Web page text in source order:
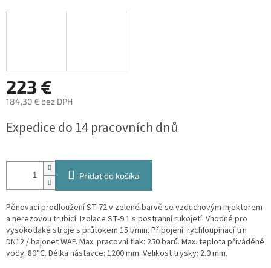
223 €
184,30 € bez DPH
cena:
Expedice do 14 pracovních dnů
Pridať do košíka
Pěnovací prodloužení ST-72 v zelené barvě se vzduchovým injektorem
a nerezovou trubicí. Izolace ST-9.1 s postranní rukojetí. Vhodné pro
vysokotlaké stroje s průtokem 15 l/min. Připojení: rychloupínací trn
DN12 / bajonet WAP. Max. pracovní tlak: 250 barů. Max. teplota přiváděné
vody: 80°C. Délka nástavce: 1200 mm. Velikost trysky: 2.0 mm.